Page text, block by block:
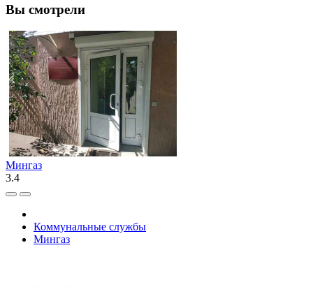
Вы смотрели
Мингаз
3.4
Коммунальные службы
Мингаз